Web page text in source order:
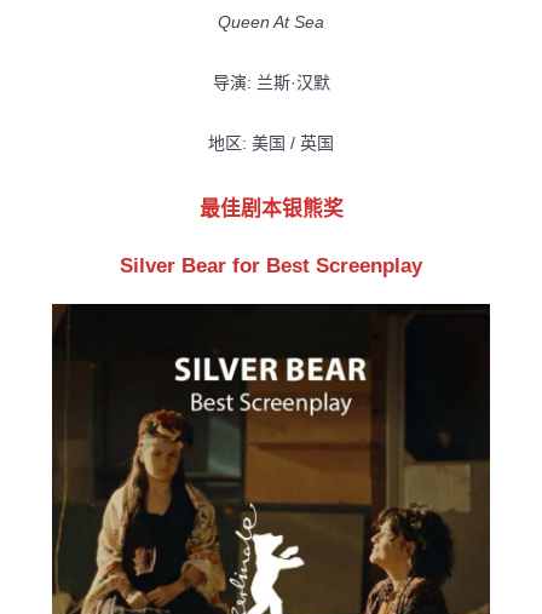
Queen At Sea
导演: 兰斯·汉默
地区: 美国 / 英国
最佳剧本银熊奖
Silver Bear for Best Screenplay